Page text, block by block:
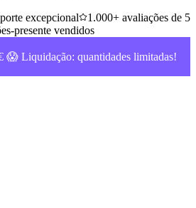
excepcional
1.000+ avaliações de 5
presente vendidos
😱 Liquidação: quantidades limitadas!